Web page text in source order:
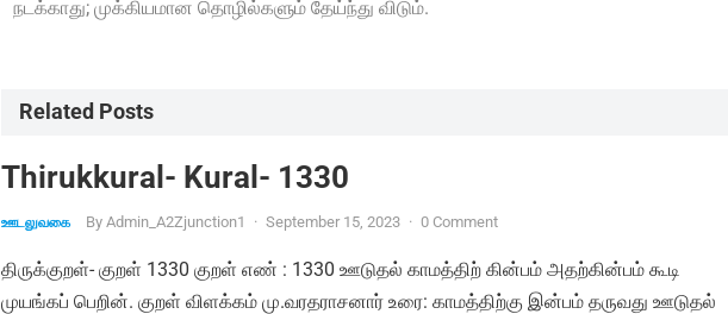
நடக்காது; முக்கியமான தொழில்களும் தேய்ந்து விடும்.
Related Posts
Thirukkural- Kural- 1330
ஊடலுவகை By Admin_A2Zjunction1 · September 15, 2023 · 0 Comment
திருக்குறள்- குறள் 1330 குறள் எண் : 1330 ஊடுதல் காமத்திற் கின்பம் அதற்கின்பம் கூடி
முயங்கப் பெறின். குறள் விளக்கம் மு.வரதராசனார் உரை: காமத்திற்கு இன்பம் தருவது ஊடுதல்